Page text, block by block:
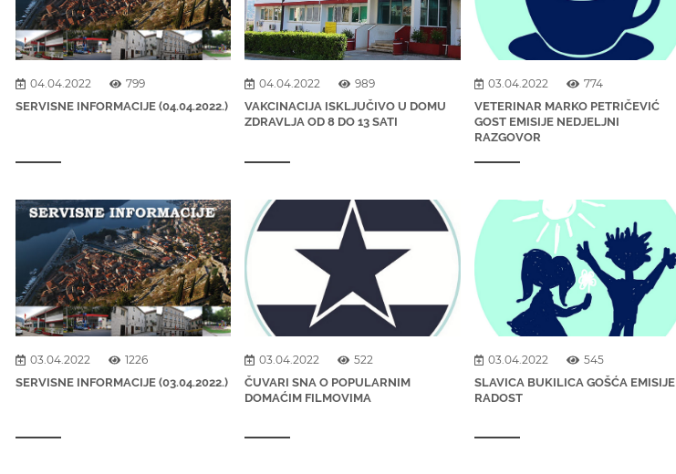
04.04.2022
799
SERVISNE INFORMACIJE (04.04.2022.)
04.04.2022
989
VAKCINACIJA ISKLJUČIVO U DOMU
ZDRAVLJA OD 8 DO 13 SATI
03.04.2022
774
VETERINAR MARKO PETRIČEVIĆ
GOST EMISIJE NEDJELJNI
RAZGOVOR
03.04.2022
1226
SERVISNE INFORMACIJE (03.04.2022.)
03.04.2022
522
ČUVARI SNA O POPULARNIM
DOMAĆIM FILMOVIMA
03.04.2022
545
SLAVICA BUKILICA GOŠĆA EMISIJE
RADOST